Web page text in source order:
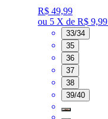
R$ 49,99
ou 5 X de R$ 9,99
33/34
35
36
37
38
39/40